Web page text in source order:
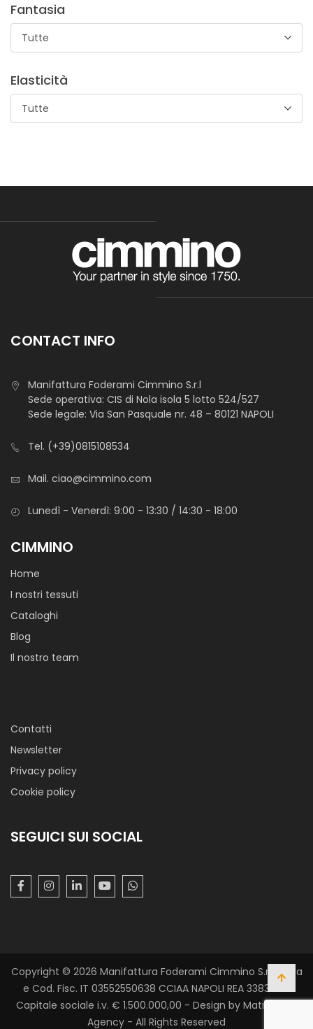
Fantasia
Tutte
Elasticità
Tutte
CONTACT INFO
Manifattura Foderami Cimmino S.r.l
Sede operativa: CIS di Nola isola 5 lotto 524/527
Sede legale: Via San Pasquale nr. 48 – 80121 NAPOLI
Tel. (+39)0815108534
Mail. ciao@cimmino.com
Lunedì - Venerdì: 9:00 - 13:30 / 14:30 - 18:00
CIMMINO
Home
I nostri tessuti
Cataloghi
Blog
Il nostro team
Contatti
Newsletter
Privacy policy
Cookie policy
SEGUICI SUI SOCIAL
Copyright © 2026 Manifattura Foderami Cimmino S.r.l. P. Iva
e Cod. Fisc. IT 03552550638 CCIAA NAPOLI REA 338305 -
Capitale sociale i.v. € 1.500.000,00 - Design by Matrix Web
Agency - All Rights Reserved